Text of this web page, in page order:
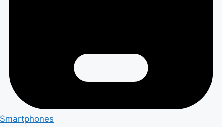
Smartphones